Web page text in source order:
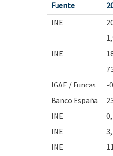
Fuente
INE 20
INE
73
IGAE / Funcas -
Banco España
INE
INE
INE